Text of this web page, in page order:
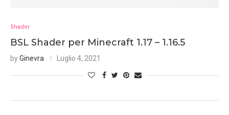
Shader
BSL Shader per Minecraft 1.17 – 1.16.5
byGinevra Luglio 4, 2021